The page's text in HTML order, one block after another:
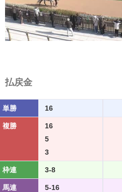
払戻金
単勝 16
複勝 16
5
3
枠連 3-8
馬連 5-16